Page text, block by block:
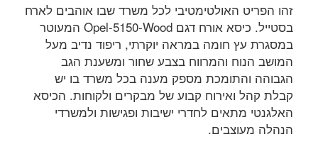
זהו הפריט האולטימטיבי לכל משרד שבו אוהבים לארח
בסטייל. כיסא אורח דגם Opel-5150-Wood המעוטר
במסגרת עץ חומה במראה יוקרתי, ריפוד נדיב מעל
המושב הנוח והמרווח בצבע שחור ומשענת הגב
הגבוהה והתומכת מספק מענה בכל משרד בו יש
קבלת קהל ואירוח קבוע של מבקרים ולקוחות. הכיסא
האלגנטי מתאים לחדרי ישיבות ופגישות ולמשרדי
הנהלה מעוצבים.